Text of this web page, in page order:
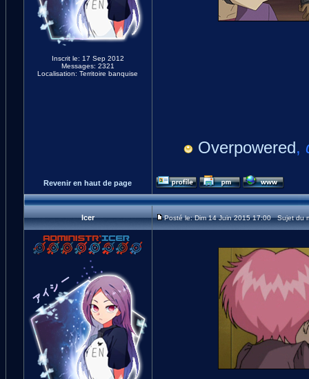
Inscrit le: 17 Sep 2012
Messages: 2321
Localisation: Territoire banquise
Overpowered,
Revenir en haut de page
Icer Posté le: Dim 14 Juin 2015 17:00 Sujet du